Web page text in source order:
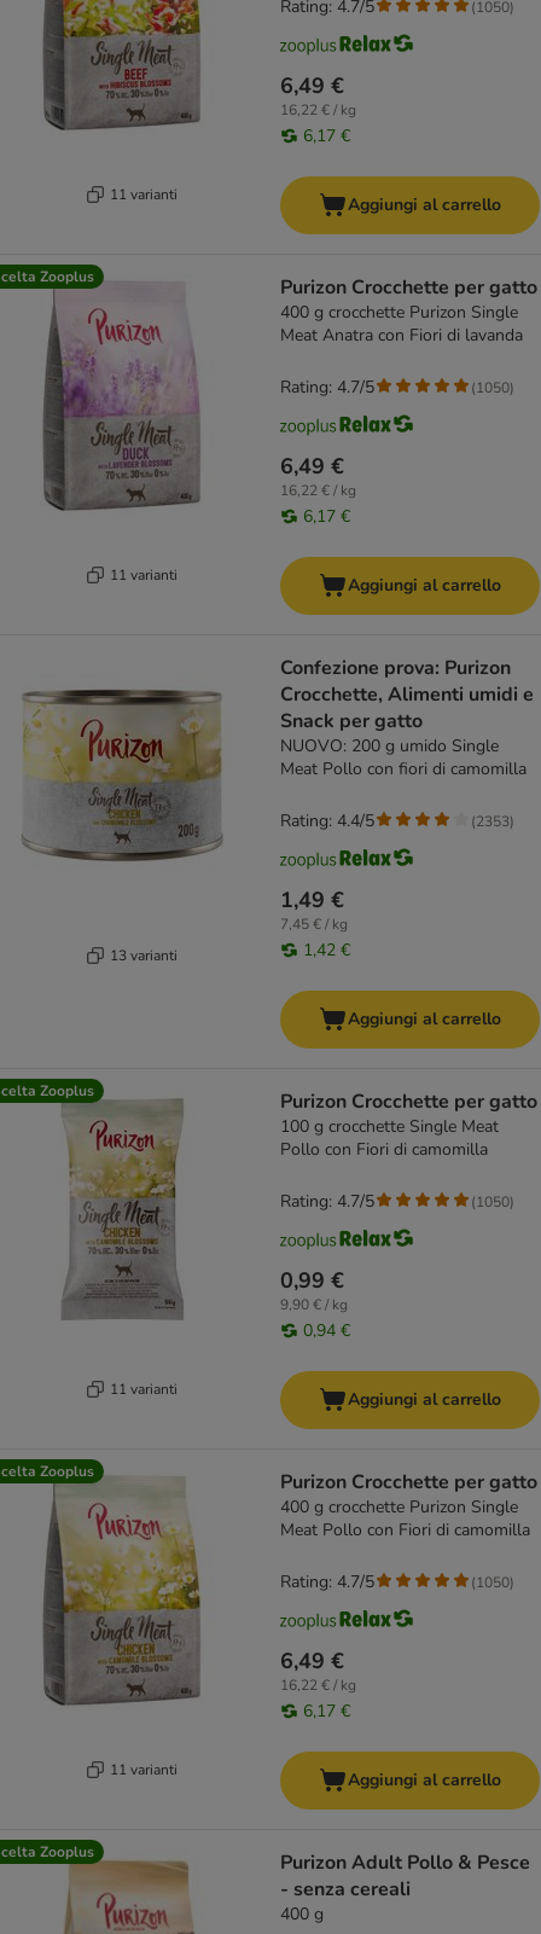
11 varianti
6,49 €
16,22 € / kg
6,17 €
Rating: 4.7/5 (1050)
Aggiungi al carrello
Zooplus
11 varianti
Purizon Crocchette per gatto
400 g crocchette Purizon Single
Meat Anatra con Fiori di lavanda
6,49 €
16,22 € / kg
6,17 €
Rating: 4.7/5 (1050)
Aggiungi al carrello
13 varianti
Confezione prova: Purizon
Crocchette, Alimenti umidi e
Snack per gatto
NUOVO: 200 g umido Single
Meat Pollo con fiori di camomilla
1,49 €
7,45 € / kg
1,42 €
Rating: 4.4/5 (2353)
Aggiungi al carrello
Zooplus
11 varianti
Purizon Crocchette per gatto
100 g crocchette Single Meat
Pollo con Fiori di camomilla
0,99 €
9,90 € / kg
0,94 €
Rating: 4.7/5 (1050)
Aggiungi al carrello
Zooplus
11 varianti
Purizon Crocchette per gatto
400 g crocchette Purizon Single
Meat Pollo con Fiori di camomilla
6,49 €
16,22 € / kg
6,17 €
Rating: 4.7/5 (1050)
Aggiungi al carrello
Zooplus
Purizon Adult Pollo & Pesce
- senza cereali
400 g